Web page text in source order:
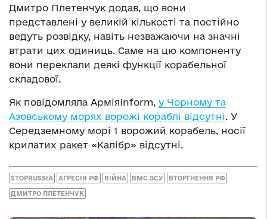
Дмитро Плетенчук додав, що вони
представлені у великій кількості та постійно
ведуть розвідку, навіть незважаючи на значні
втрати цих одиниць. Саме на цю компоненту
вони переклали деякі функції корабельної
складової.
Як повідомляла АрміяInform, у Чорному та
Азовському морях ворожі кораблі відсутні. У
Середземному морі 1 ворожий корабель, носії
крилатих ракет «Калібр» відсутні.
STOPRUSSIA АГРЕСІЯ РФ ВІЙНА ВМС ЗСУ ВТОРГНЕННЯ РФ
ДМИТРО ПЛЕТЕНЧУК